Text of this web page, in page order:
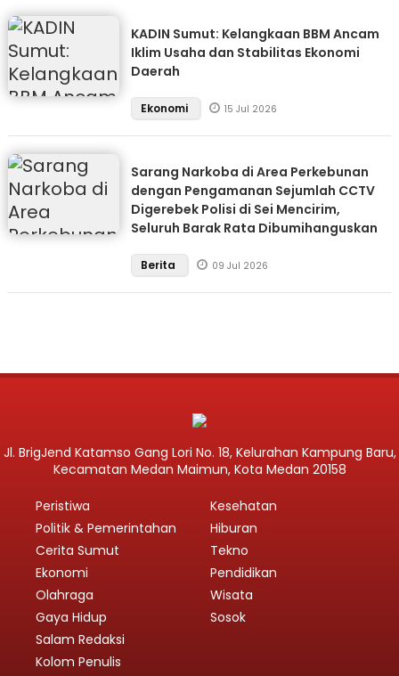
KADIN Sumut: Kelangkaan BBM Ancam
Iklim Usaha dan Stabilitas Ekonomi
Daerah
Ekonomi 15 Jul 2026
Sarang Narkoba di Area Perkebunan
dengan Pengamanan Sejumlah CCTV
Digerebek Polisi di Sei Mencirim,
Seluruh Barak Rata Dibumihanguskan
Berita 09 Jul 2026
Jl. BrigJend Katamso Gang Lori No. 18, Kelurahan Kampung Baru,
Kecamatan Medan Maimun, Kota Medan 20158
Peristiwa
Politik & Pemerintahan
Cerita Sumut
Ekonomi
Olahraga
Gaya Hidup
Kesehatan
Hiburan
Tekno
Pendidikan
Wisata
Sosok
Salam Redaksi
Kolom Penulis